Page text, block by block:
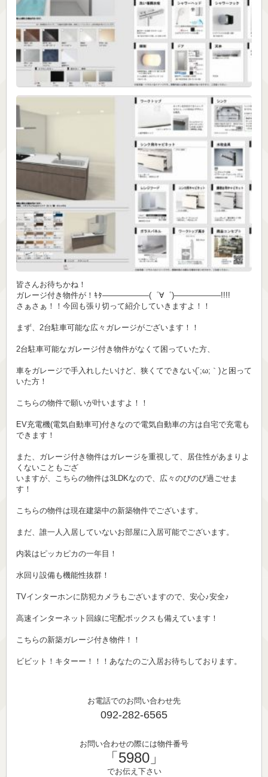
皆さんお待ちかね！
ガレージ付き物件が！ｷﾀ——————(゜∀゜)——————!!!!
さぁさぁ！！今回も張り切って紹介していきますよ！！
まず、2台駐車可能な広々ガレージがございます！！
2台駐車可能なガレージ付き物件がなくて困っていた方、
車をガレージで手入れしたいけど、狭くてできない(´;ω;｀)と困って
いた方！
こちらの物件で願いが叶いますよ！！
EV充電機(電気自動車可)付きなので電気自動車の方は自宅で充電も
できます！
また、ガレージ付き物件はガレージを重視して、居住性があまりよ
くないこともござ
いますが、こちらの物件は3LDKなので、広々のびのび過ごせま
す！
こちらの物件は現在建築中の新築物件でございます。
まだ、誰一人入居していないお部屋に入居可能でございます。
内装はピッカピカの一年目！
水回り設備も機能性抜群！
TVインターホンに防犯カメラもございますので、安心♪安全♪
高速インターネット回線に宅配ボックスも備えています！
こちらの新築ガレージ付き物件！！
ビビット！キターー！！！あなたのご入居お待ちしております。
お電話でのお問い合わせ先
092-282-6565
お問い合わせの際には物件番号
「5980」
でお伝え下さい